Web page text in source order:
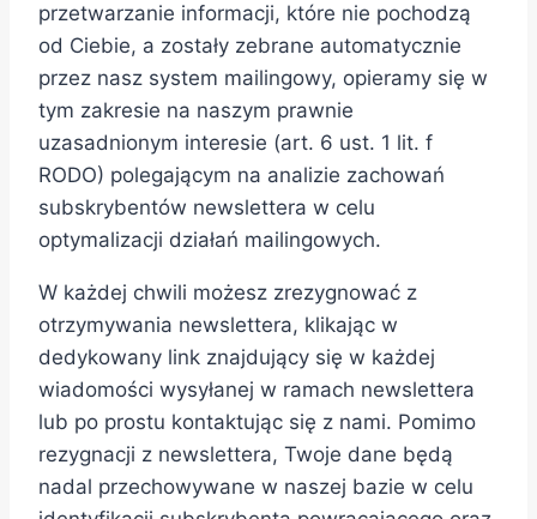
przetwarzanie informacji, które nie pochodzą
od Ciebie, a zostały zebrane automatycznie
przez nasz system mailingowy, opieramy się w
tym zakresie na naszym prawnie
uzasadnionym interesie (art. 6 ust. 1 lit. f
RODO) polegającym na analizie zachowań
subskrybentów newslettera w celu
optymalizacji działań mailingowych.
W każdej chwili możesz zrezygnować z
otrzymywania newslettera, klikając w
dedykowany link znajdujący się w każdej
wiadomości wysyłanej w ramach newslettera
lub po prostu kontaktując się z nami. Pomimo
rezygnacji z newslettera, Twoje dane będą
nadal przechowywane w naszej bazie w celu